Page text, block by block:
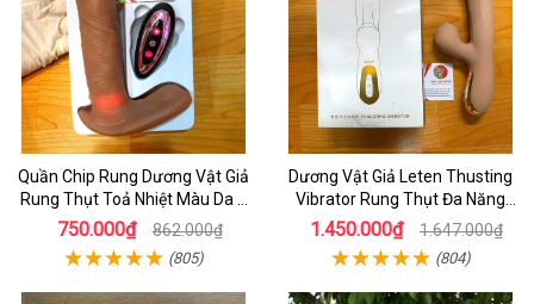
Quần Chip Rung Dương Vật Giả
Rung Thụt Toả Nhiệt Màu Da 7
Chế Độ Thụt _ Điều Khiển Từ Xa
Bằng Remote
750.000₫ 862.000₫
(805)
Dương Vật Giả Leten Thusting
Vibrator Rung Thụt Đa Năng
_Kết Hợp Lưỡi Liếm Uấn Cong
Rung Cưc Mạnh
1.450.000₫ 1.647.000₫
(804)